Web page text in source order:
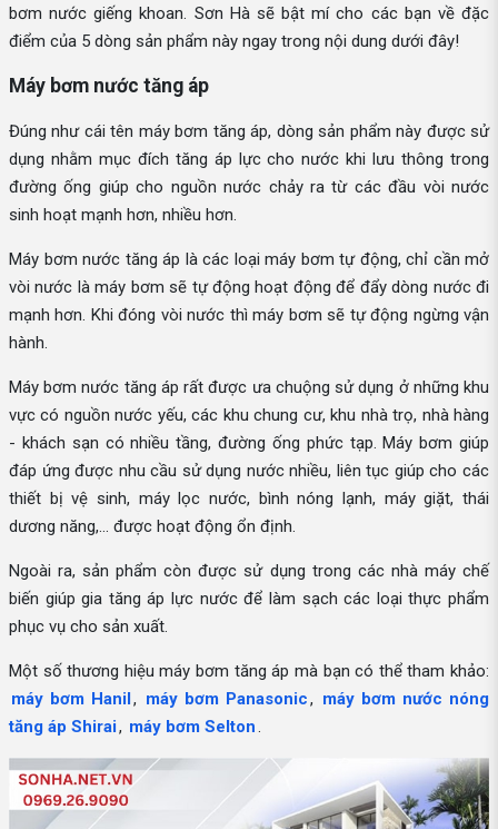
bơm nước giếng khoan. Sơn Hà sẽ bật mí cho các bạn về đặc
điểm của 5 dòng sản phẩm này ngay trong nội dung dưới đây!
Máy bơm nước tăng áp
Đúng như cái tên máy bơm tăng áp, dòng sản phẩm này được sử
dụng nhằm mục đích tăng áp lực cho nước khi lưu thông trong
đường ống giúp cho nguồn nước chảy ra từ các đầu vòi nước
sinh hoạt mạnh hơn, nhiều hơn.
Máy bơm nước tăng áp là các loại máy bơm tự động, chỉ cần mở
vòi nước là máy bơm sẽ tự động hoạt động để đẩy dòng nước đi
mạnh hơn. Khi đóng vòi nước thì máy bơm sẽ tự động ngừng vận
hành.
Máy bơm nước tăng áp rất được ưa chuộng sử dụng ở những khu
vực có nguồn nước yếu, các khu chung cư, khu nhà trọ, nhà hàng
- khách sạn có nhiều tầng, đường ống phức tạp. Máy bơm giúp
đáp ứng được nhu cầu sử dụng nước nhiều, liên tục giúp cho các
thiết bị vệ sinh, máy lọc nước, bình nóng lạnh, máy giặt, thái
dương năng,... được hoạt động ổn định.
Ngoài ra, sản phẩm còn được sử dụng trong các nhà máy chế
biến giúp gia tăng áp lực nước để làm sạch các loại thực phẩm
phục vụ cho sản xuất.
Một số thương hiệu máy bơm tăng áp mà bạn có thể tham khảo:
máy bơm Hanil, máy bơm Panasonic, máy bơm nước nóng
tăng áp Shirai, máy bơm Selton.